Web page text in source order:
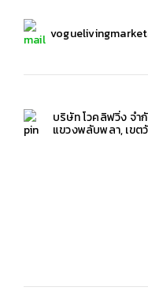
บริษัท โวคลิฟวิ่ง จำ
แขวงพลับพลา, เขต